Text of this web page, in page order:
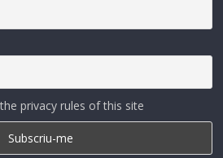
privacy rules of this site